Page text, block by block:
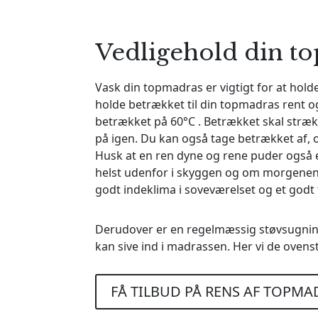
Vedligehold din
Vask din topmadras er vigtigt for at
holde betrækket til din topmadras rent
betrækket på 60°C . Betrækket skal
på igen. Du kan også tage betrækket
Husk at en ren dyne og rene puder
helst udenfor i skyggen og om
godt indeklima i soveværelset og et
Derudover er en regelmæssig
kan sive ind i madrassen. Her vi de
FÅ TILBUD PÅ RENS AF